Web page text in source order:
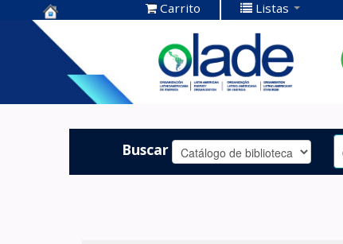
Centro de
Documentación
OLADE -
Carrito Listas
Buscar